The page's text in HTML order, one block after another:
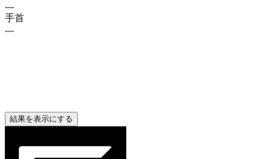
---
手首
---
結果を表示にする